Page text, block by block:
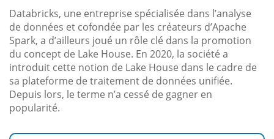
Databricks, une entreprise spécialisée dans l’analyse
de données et cofondée par les créateurs d’Apache
Spark, a d’ailleurs joué un rôle clé dans la promotion
du concept de Lake House. En 2020, la société a
introduit cette notion de Lake House dans le cadre de
sa plateforme de traitement de données unifiée.
Depuis lors, le terme n’a cessé de gagner en
popularité.